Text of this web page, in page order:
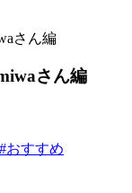
さん編
さん編
#おすすめ